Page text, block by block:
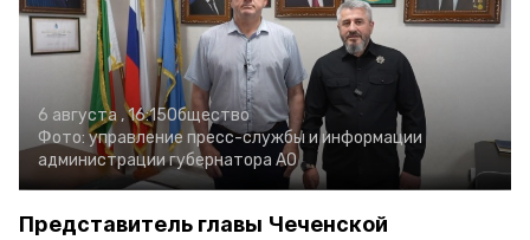
6 августа , 16:15Общество
Фото: управление пресс-службы и информации
администрации губернатора АО
Представитель главы Чеченской